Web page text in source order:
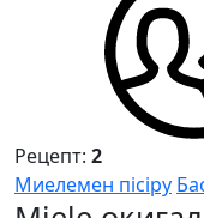
Рецепт: 2
Миелемен пісіру